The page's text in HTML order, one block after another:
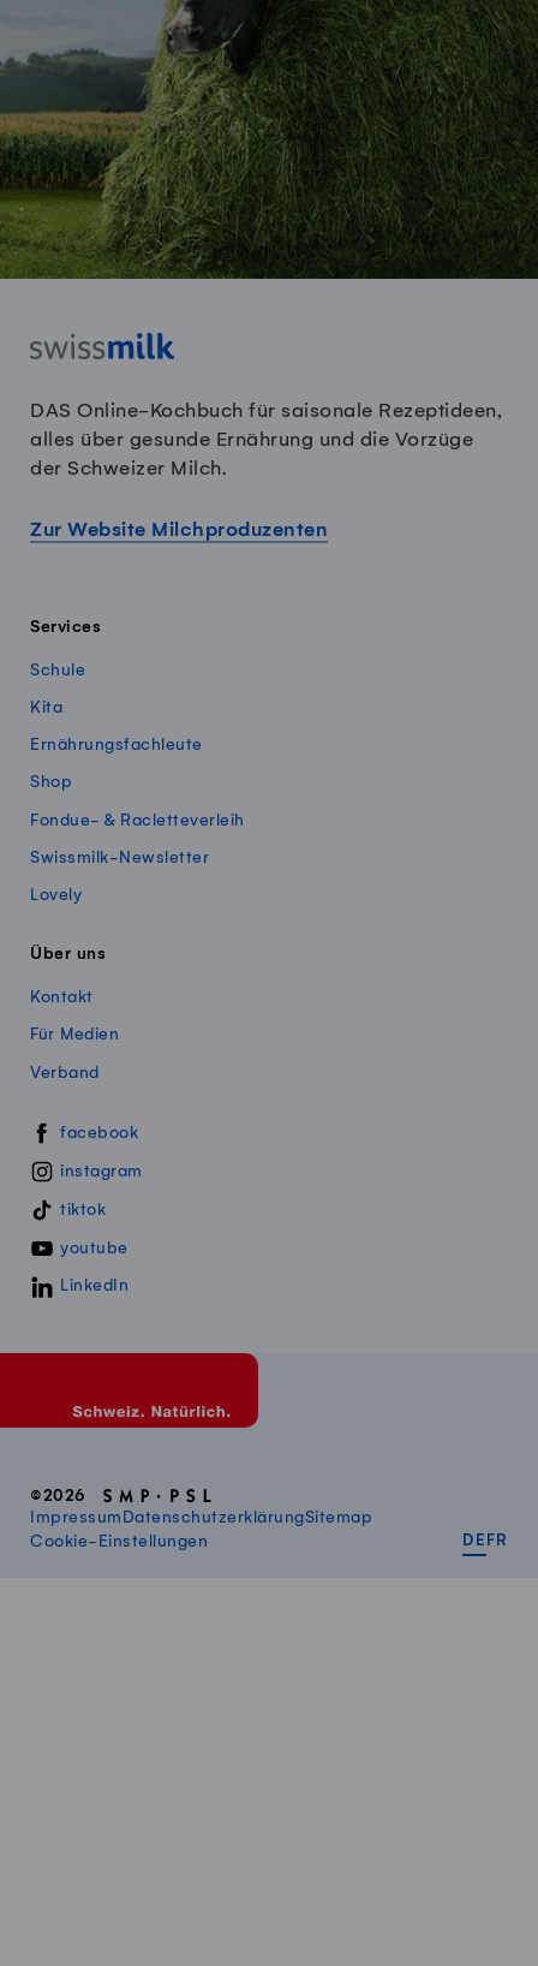
DAS Online-Kochbuch für saisonale Rezeptideen,
alles über gesunde Ernährung und die Vorzüge
der Schweizer Milch.
Zur Website Milchproduzenten
Services
Schule
Kita
Ernährungsfachleute
Shop
Fondue- & Racletteverleih
Swissmilk-Newsletter
Lovely
Über uns
Kontakt
Für Medien
Verband
Swissmillk auf Social Media
facebook
instagram
tiktok
youtube
LinkedIn
©2026
Impressum DatenschutzerklärungSitemap
Cookie-Einstellungen
DE FR